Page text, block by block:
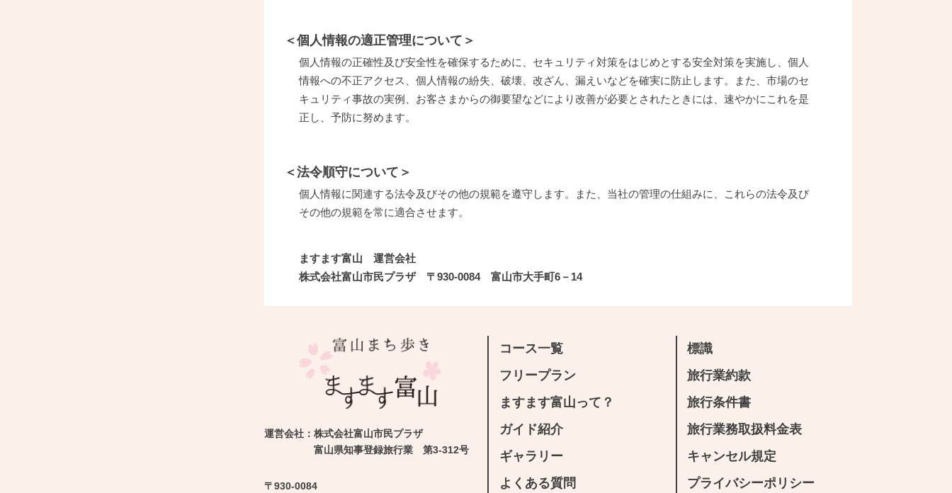
＜個人情報の適正管理について＞
個人情報の正確性及び安全性を確保するために、セキュリティ対策をはじめとする安全対策を実施し、個人
情報への不正アクセス、個人情報の紛失、破壊、改ざん、漏えいなどを確実に防止します。また、市場のセ
キュリティ事故の実例、お客さまからの御要望などにより改善が必要とされたときには、速やかにこれを是
正し、予防に努めます。
＜法令順守について＞
個人情報に関連する法令及びその他の規範を遵守します。また、当社の管理の仕組みに、これらの法令及び
その他の規範を常に適合させます。
ますます富山 運営会社
株式会社富山市民プラザ 〒930-0084 富山市大手町6－14
運営会社： 株式会社富山市民プラザ
富山県知事登録旅行業 第3-312号
〒930-0084
コース一覧
フリープラン
ますます富山って？
ガイド紹介
ギャラリー
よくある質問
標識
旅行業約款
旅行条件書
旅行業務取扱料金表
キャンセル規定
プライバシーポリシー